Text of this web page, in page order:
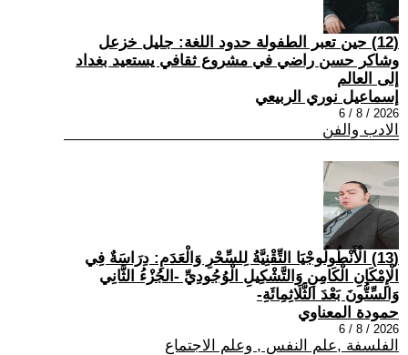
(12) حين تعبر الطفولة حدود اللغة: جليل خزعل
وشاكر حسن راضي في مشروع ثقافي يستعيد بغداد
إلى العالم
إسماعيل نوري الربيعي
2026 / 8 / 6
الادب والفن
(13) الْأَنْطُولُوجْيَا التِّقْنِيَّةُ لِلسِّحْرِ وَالْعَدَمِ: دِرَاسَةٌ فِي
الْإِمْكَانِ الْكَامِنِ وَالتَّشْكِيلِ الْوُجُودِيِّ -الجُزْءُ الثَّانِي
وَالسِّتُّونَ بَعْدَ الثَّلَاثِمِائَةِ-
حمودة المعناوي
2026 / 8 / 6
الفلسفة ,علم النفس , وعلم الاجتماع